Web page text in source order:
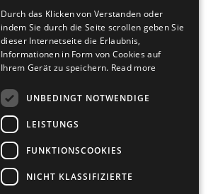
GERMAN
Durch das Klicken von Verstanden oder
indem Sie durch die Seite scrollen geben Sie
dieser Internetseite die Erlaubnis,
Informationen in Form von Cookies auf
Ihrem Gerät zu speichern. Read more
UNBEDINGT NOTWENDIGE
LEISTUNGS
FUNKTIONSCOOKIES
NICHT KLASSIFIZIERTE